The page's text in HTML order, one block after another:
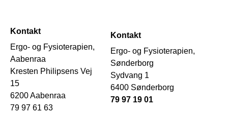
Kontakt
Ergo- og Fysioterapien,
Aabenraa
Kresten Philipsens Vej
15
6200 Aabenraa
79 97 61 63
Kontakt
Ergo- og Fysioterapien,
Sønderborg
Sydvang 1
6400 Sønderborg
79 97 19 01